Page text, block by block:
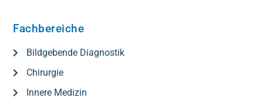
Fachbereiche
Bildgebende Diagnostik
Chirurgie
Innere Medizin